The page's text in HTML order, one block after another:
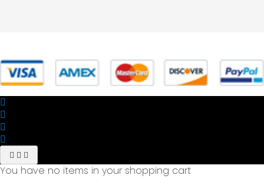
You have no items in your shopping cart